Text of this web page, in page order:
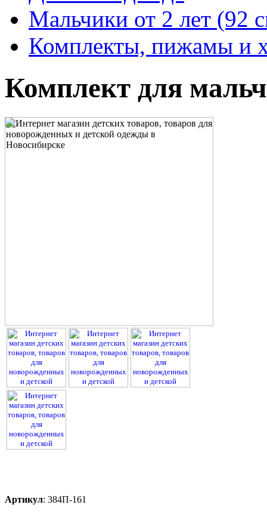
Мальчики от 2 лет (92
Комплекты, пижамы и
Комплект для
Артикул: 384П-161